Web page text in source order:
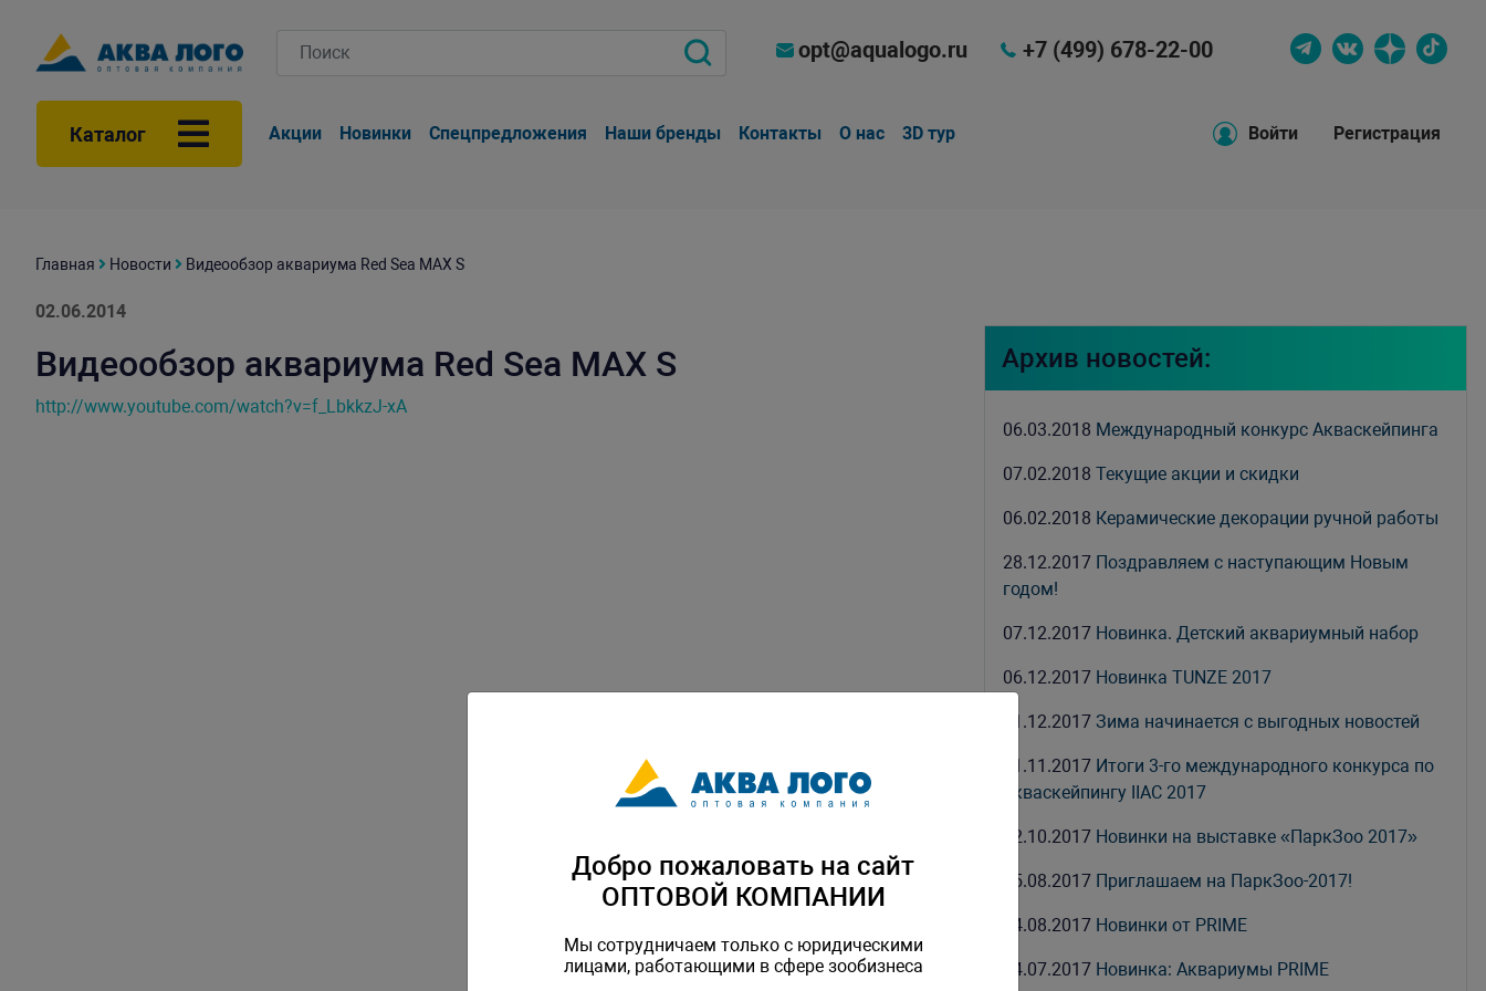
opt@aqualogo.ru +7 (499) 678-22-00
Каталог Акции Новинки Спецпредложения Наши бренды Контакты О нас 3D тур Войти Регистрация
Главная Новости Видеообзор аквариума Red Sea MAX S
02.06.2014
Видеообзор аквариума Red Sea MAX S
http://www.youtube.com/watch?v=f_LbkkzJ-xA
Архив новостей:
06.03.2018 Международный конкурс Акваскейпинга
07.02.2018Текущие акции и скидки
06.02.2018 Керамические декорации ручной работы
28.12.2017 Поздравляем с наступающим Новым
годом!
07.12.2017 Новинка. Детский аквариумный набор
06.12.2017 Новинка TUNZE 2017
01.12.2017Зима начинается с выгодных новостей
01.11.2017 Итоги 3-го международного конкурса по
акваскейпингу IIAC 2017
02.10.2017 Новинки на выставке «ПаркЗоо 2017»
25.08.2017 Приглашаем на ПаркЗоо-2017!
04.08.2017 Новинки от PRIME
24.07.2017 Новинка: Аквариумы PRIME
Добро пожаловать на сайт
ОПТОВОЙ КОМПАНИИ
Мы сотрудничаем только с юридическими
лицами, работающими в сфере зообизнеса